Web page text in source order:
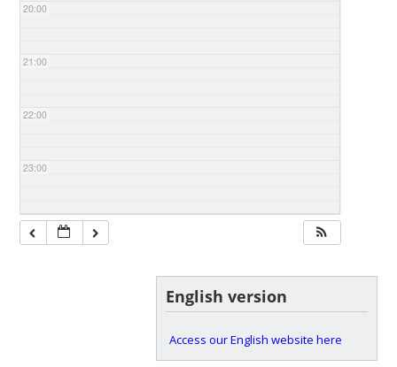
20:00
21:00
22:00
23:00
English version
Access our English website here